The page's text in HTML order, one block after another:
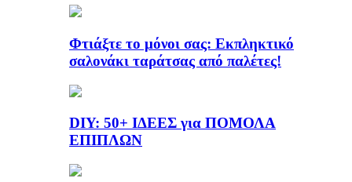
Φτιάξτε το μόνοι σας: Εκπληκτικό
σαλονάκι ταράτσας από παλέτες!
DIY: 50+ ΙΔΕΕΣ για ΠΟΜΟΛΑ
ΕΠΙΠΛΩΝ